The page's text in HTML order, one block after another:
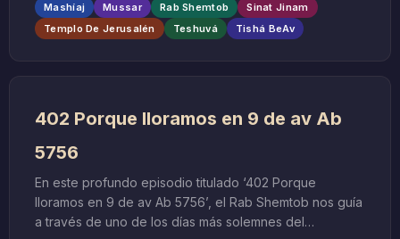
más destacada la destrucción del Primer y Segundo
Templo de Jerusalén.
Mashíaj
Mussar Rab Shemtob
Sinat Jinam
Templo De Jerusalén
Teshuvá Tishá BeAv
402 Porque lloramos en 9 de av Ab
5756
En este profundo episodio titulado ‘402 Porque
lloramos en 9 de av Ab 5756’, el Rab Shemtob nos guía
a través de uno de los días más solemnes del